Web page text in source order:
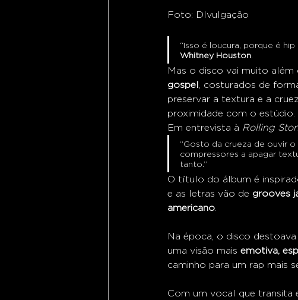
Foto: DIvulgação
“Isso é loucura, porque é
Whitney Houston
Mas o disco vai muito além
gospel , costurados de
preservar a textura e a
proximidade com o estúdio.
Em entrevista à Rolling
“Gosto da crueza de ouvir o
compressores a apagar
tanto.”
O título do álbum é
e as letras vão de grooves
americano
Na época, o disco destoava
uma visão mais emotiva,
caminho para um rap mais
Com um vocal que transita